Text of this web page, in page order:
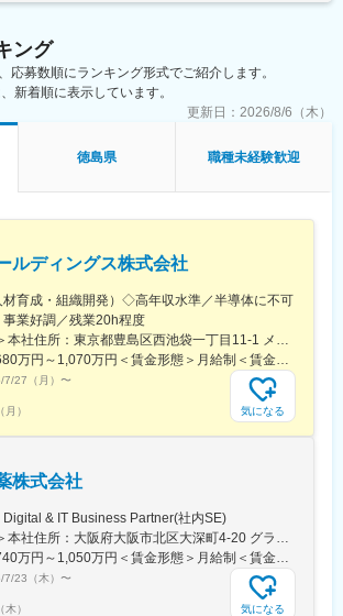
み／年3回の大型連休あり
に合わせて直行直帰可
勤はありません
ことで困っていることがないかなど、親身にお話
できます。
う。」など、「ありがとう」という言葉が一番のや
社の定める業務
使用していただくためにドクターや薬剤師へ医薬
や収集を行います。同時に、医療現場から得た情
タイムリーに医療関係者に伝達することもMRの役割
域に特化したスペシャリティファーマです。
1か月半～2か月間の初期研修を行います。
OJTでサポートします。チーム制となっており、1グ
、日常的にもチームメンバーと助け合える風土で
門部署があり、定期的に階層別研修、MR向けの研
後も着実にスキルアップしていける環境です。
て：
はご希望を考慮し検討いたします。
京都、青森県、愛知県、岐阜県いずれかのエリアで
を行っております）
を起点に直行直帰型の勤務となりますが、各エリ
ング
応募数順にランキング形式でご紹介します。
新着順に表示しています。
更新日： 2026/8/6（木）
徳島県 職種未経験歓迎
ルディングス株式会社
材育成・組織開発）◇高年収水準／半導体に不可
業好調／残業20h程度
＜勤務地詳細＞本社住所：東京都豊島区西池袋一丁目11-1 メトロポリタンプラザビル16F勤務地最寄駅：各線／池袋駅受動喫煙対策：屋内全面禁煙変更の範囲：会社の定める事業所（リモートワーク含む）
＜予定年収＞680万円～1,070万円＜賃金形態＞月給制＜賃金内訳＞月額（基本給）：335,000円～530,000円＜月給＞335,000円～530,000円＜昇給有無＞有＜残業手当＞有＜給与補足＞※年収概算には想定残業時間20時間分を含む・2025年度 全社平均残業時間：20時間・残業代全額支給（管理監督職については対象外)・賞与6か月分（2025年度実績）賃金はあくまでも目安の金額であり、選考を通じて上下する可能性があります。月給(月額)は固定手当を含めた表記です。
27（月） 〜
） 気になる
株式会社
Digital & IT Business Partner(社内SE)
＜勤務地詳細＞本社住所：大阪府大阪市北区大深町4-20 グランフロント大阪タワーA25F勤務地最寄駅：JR各線／大阪駅受動喫煙対策：屋内全面禁煙変更の範囲：会社の定める事業所（リモートワーク含む）
＜予定年収＞740万円～1,050万円＜賃金形態＞月給制＜賃金内訳＞月額（基本給）：540,000円～770,000円＜月給＞540,000円～770,000円＜昇給有無＞有＜残業手当＞有＜給与補足＞※経験・能力等を考慮の上、当社規定により決定します。■賞与：年1回支給■基本給改定：年1回（4月）賃金はあくまでも目安の金額であり、選考を通じて上下する可能性があります。月給(月額)は固定手当を含めた表記です。
23（木） 〜
） 気になる